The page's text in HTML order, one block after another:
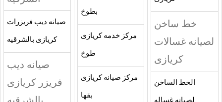
خط ساخن
لصيانه غسالات
كريازى
الخط الساخن
بطوخ
مركز خدمه كريازى
طوخ
مركز صيانه كريازى
بقها
صيانه ديب فريزرات
كريازى بالشرقيه
صيانه ديب
فريزر كريازى